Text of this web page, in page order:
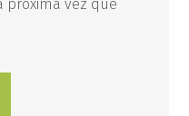
próxima vez que